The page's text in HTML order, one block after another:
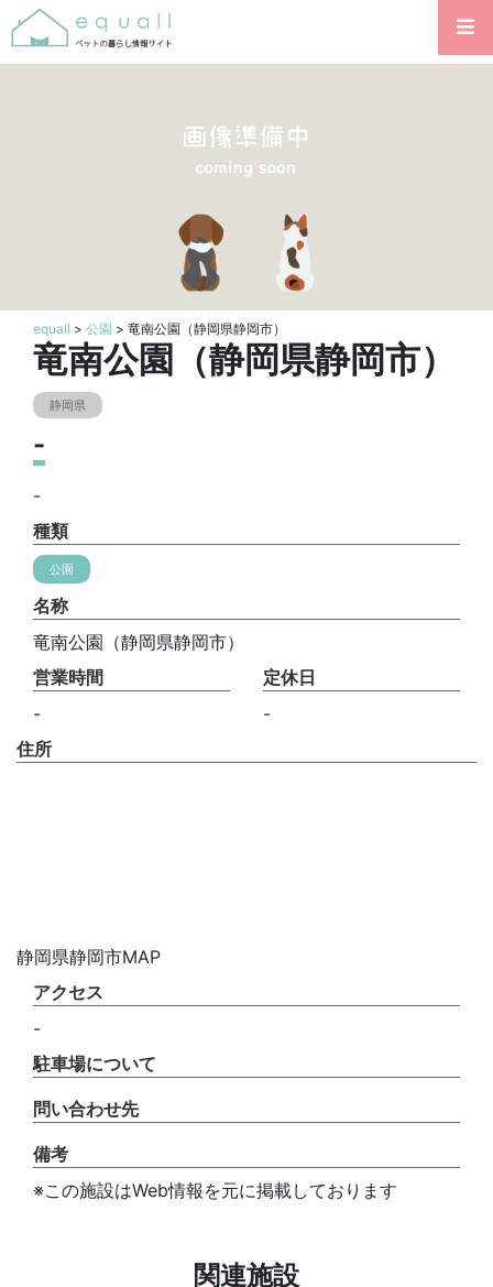
equall > 公園 > 竜南公園（静岡県静岡市）
竜南公園（静岡県静岡市）
静岡県
-
-
種類
公園
名称
竜南公園（静岡県静岡市）
営業時間
-
定休日
-
住所
静岡県静岡市MAP
アクセス
-
駐車場について
問い合わせ先
備考
※この施設はWeb情報を元に掲載しております
関連施設